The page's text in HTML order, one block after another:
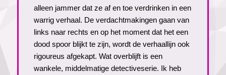
alleen jammer dat ze af en toe verdrinken in een
warrig verhaal. De verdachtmakingen gaan van
links naar rechts en op het moment dat het een
dood spoor blijkt te zijn, wordt de verhaallijn ook
rigoureus afgekapt. Wat overblijft is een
wankele, middelmatige detectiveserie. Ik heb